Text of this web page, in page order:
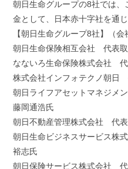
朝日生命グループの8社では
金として、日本赤十字社を通
【朝日生命グループ8社】（
朝日生命保険相互会社 代表
なないろ生命保険株式会社
株式会社インフォテクノ朝
朝日ライフアセットマネジ
藤岡通浩氏
朝日不動産管理株式会社 代
朝日生命ビジネスサービス
裕志氏
朝日保険サービス株式会社